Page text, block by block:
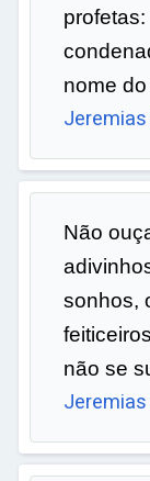
nome
Não
sonhos,
não se
Jeremias